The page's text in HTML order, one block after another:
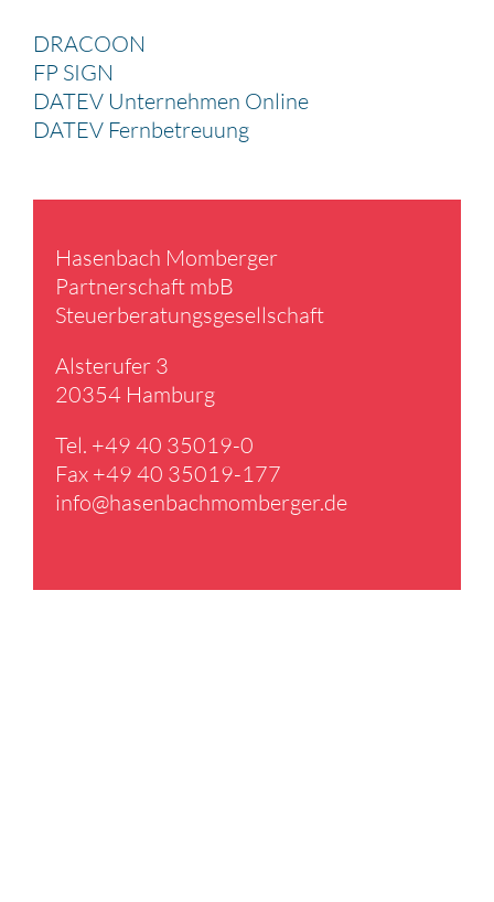
DRACOON
FP SIGN
DATEV Unternehmen Online
DATEV Fernbetreuung
Hasen­bach Momberger
Partner­schaft mbB
Steuer­be­ra­tungs­ge­sell­schaft
Alster­ufer 3
20354 Hamburg
Tel. +49 40 35019-0
Fax +49 40 35019-177
info@​hasenbachmomberger.​de